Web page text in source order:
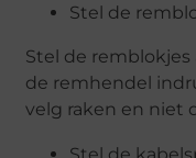
Stel de
Stel de remblokjes
de remhendel
velg raken en niet
Stel de